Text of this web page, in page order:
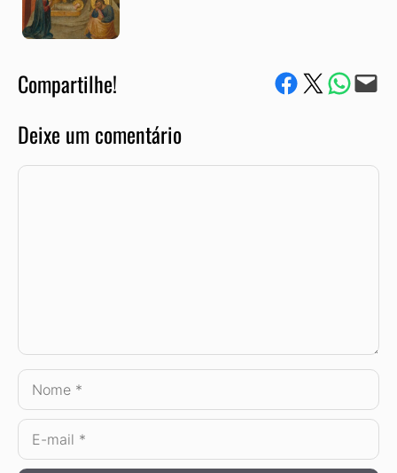
Compartilhe! Compartilhe no Facebook
Compartilhe no Twitter
Compartile via
Envie via e-mail
Deixe um comentário
Comentário
Nome
E-
mail